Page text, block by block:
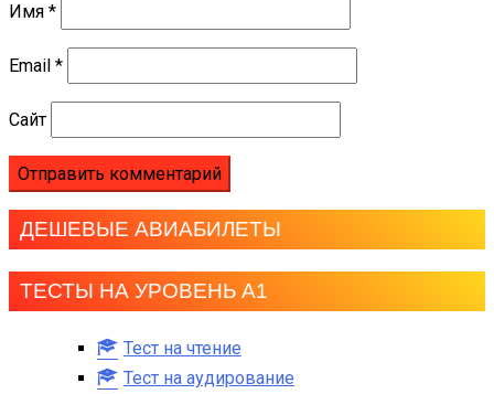
Имя *
Email *
Сайт
ДЕШЕВЫЕ АВИАБИЛЕТЫ
ТЕСТЫ НА УРОВЕНЬ А1
Тест на чтение
Тест на аудирование